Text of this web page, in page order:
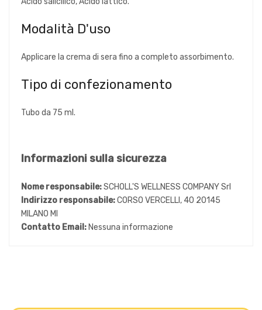
Modalità D'uso
Applicare la crema di sera fino a completo assorbimento.
Tipo di confezionamento
Tubo da 75 ml.
Informazioni sulla sicurezza
Nome responsabile:SCHOLL'S WELLNESS COMPANY Srl
Indirizzo responsabile:CORSO VERCELLI, 40 20145
MILANO MI
Contatto Email: Nessuna informazione